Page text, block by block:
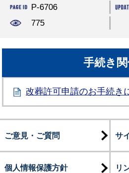
P-6706
775
手続き
改葬許可申請のお手続き
ご意見・ご質問 サ
個人情報保護方針 リ